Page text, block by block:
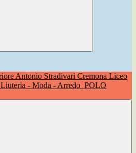
Liceo
Liuteria - Moda - Arredo POLO